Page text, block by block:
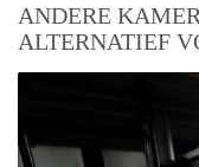
ANDERE
ALTERNATIEF